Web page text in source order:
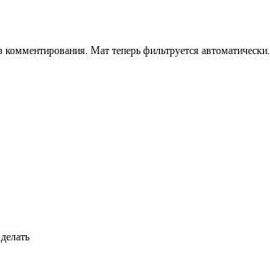
комментирования. Мат теперь фильтруется автоматически.